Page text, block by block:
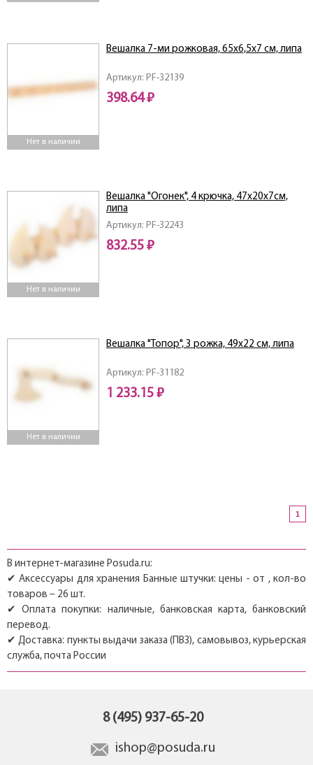
Нет в наличии
Артикул: PF-32139
Вешалка 7-ми рожковая, 65х6,5х7 см, липа
398.64 ₽
Нет в наличии
Артикул: PF-32243
Вешалка "Огонек", 4 крючка, 47х20х7см,
липа
832.55 ₽
Нет в наличии
Артикул: PF-31182
Вешалка "Топор", 3 рожка, 49х22 см, липа
1 233.15 ₽
1
В интернет-магазине Posuda.ru:
✔ Аксессуары для хранения Банные штучки: цены - от , кол-во
товаров – 26 шт.
✔ Оплата покупки: наличные, банковская карта, банковский
перевод.
✔ Доставка: пункты выдачи заказа (ПВЗ), самовывоз, курьерская
служба, почта России
8 (495) 937-65-20
ishop@posuda.ru